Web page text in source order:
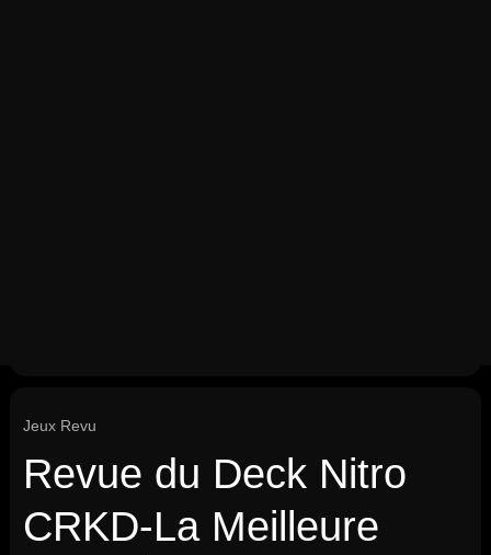
Jeux Revu
Revue du Deck Nitro
CRKD-La Meilleure